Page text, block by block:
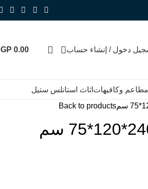
دخول / إنشاء حساب 0.00
مطاعم وكافيهات اثاث استانلس ستيل
Back to products